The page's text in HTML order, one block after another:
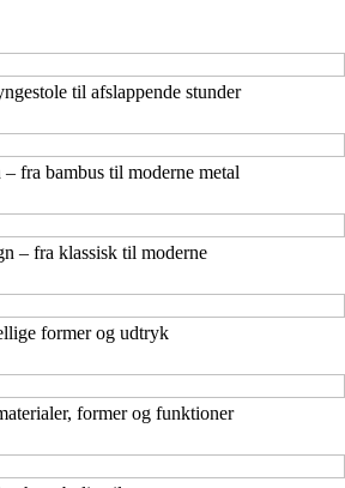
til afslappende stunder
fra bambus til moderne metal
– fra klassisk til moderne
former og udtryk
former og funktioner